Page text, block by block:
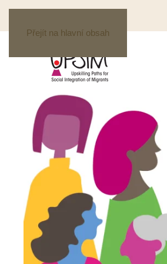
Přejít na hlavní obsah